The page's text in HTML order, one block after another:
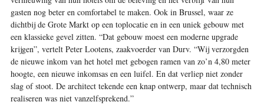
gasten nog beter en comfortabel te maken. Ook in Brussel, waar ze
dichtbij de Grote Markt op een toplocatie en in een uniek gebouw met
een klassieke gevel zitten. “Dat gebouw moest een moderne upgrade
krijgen”, vertelt Peter Lootens, zaakvoerder van Durv. “Wij verzorgden
de nieuwe inkom van het hotel met gebogen ramen van zo’n 4,80 meter
hoogte, een nieuwe inkomsas en een luifel. En dat verliep niet zonder
slag of stoot. De architect tekende een knap ontwerp, maar dat technisch
realiseren was niet vanzelfsprekend.”